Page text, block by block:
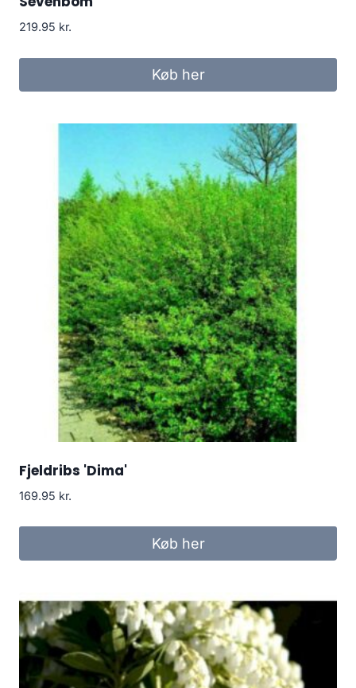
219.95 kr.
Køb her
Fjeldribs 'Dima'
169.95 kr.
Køb her